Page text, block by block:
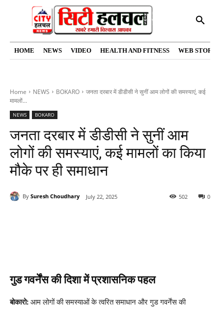
HOME NEWS VIDEO HEALTH AND FITNESS WEB
Home NEWS BOKARO
जनता दरबार में डीडीसी ने सुनीं आम लोगों की समस्याएं, कई
मामलों...
NEWS BOKARO
जनता दरबार में डीडीसी ने सुनीं आम
लोगों की समस्याएं, कई मामलों का किया
मौके पर ही समाधान
By Suresh Choudhary July 22, 2025 0
502
गुड गवर्नेंस की दिशा में प्रशासनिक पहल
बोकारो: आम लोगों की समस्याओं के त्वरित समाधान और गुड गवर्नेंस की